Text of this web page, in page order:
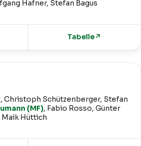
Hafner, Stefan Bagus
Tabelle↗
Christoph Schützenberger, Stefan
(MF), Fabio Rosso, Günter
Maik Hüttich